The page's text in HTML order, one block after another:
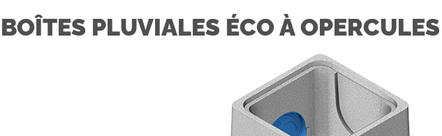
BOÎTES PLUVIALES ÉCO À